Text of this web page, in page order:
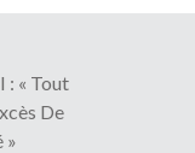
: « Tout
De
»